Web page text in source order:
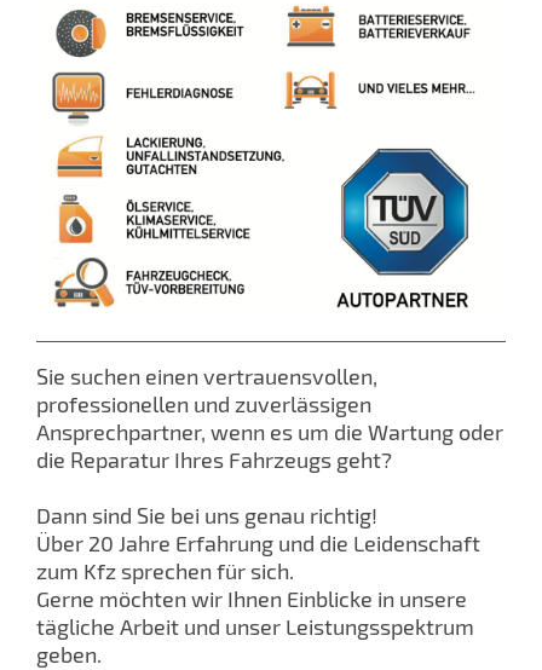
Sie suchen einen vertrauensvollen,
professionellen und zuverlässigen
Ansprechpartner, wenn es um die Wartung oder
die Reparatur Ihres Fahrzeugs geht?
Dann sind Sie bei uns genau richtig!
Über 20 Jahre Erfahrung und die Leidenschaft
zum Kfz sprechen für sich.
Gerne möchten wir Ihnen Einblicke in unsere
tägliche Arbeit und unser Leistungsspektrum
geben.